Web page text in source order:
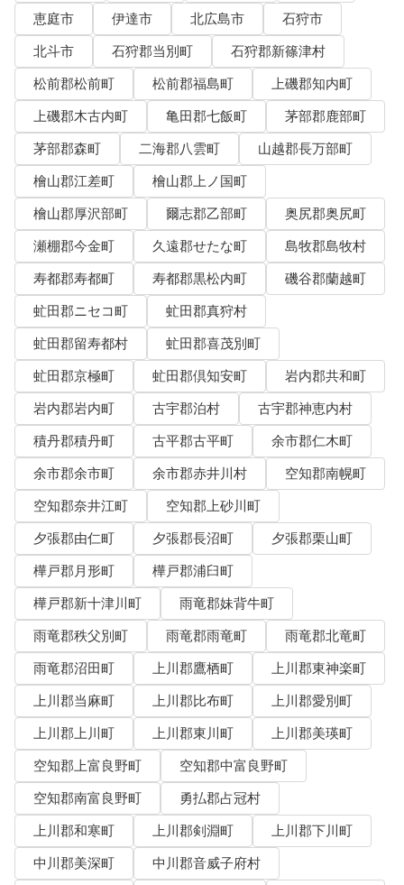
恵庭市 伊達市 北広島市
石狩市
北斗市
石狩郡当別町
石狩郡新篠津村
松前郡松前町
松前郡福島町
上磯郡知内町
上磯郡木古内町
亀田郡七飯町
茅部郡鹿部町
茅部郡森町
二海郡八雲町
山越郡長万部町
檜山郡江差町
檜山郡上ノ国町
檜山郡厚沢部町
爾志郡乙部町
奥尻郡奥尻町
瀬棚郡今金町
久遠郡せたな町
島牧郡島牧村
寿都郡寿都町
寿都郡黒松内町
磯谷郡蘭越町
虻田郡ニセコ町
虻田郡真狩村
虻田郡留寿都村
虻田郡喜茂別町
虻田郡京極町
虻田郡倶知安町
岩内郡共和町
岩内郡岩内町
古宇郡泊村
古宇郡神恵内村
積丹郡積丹町
古平郡古平町
余市郡仁木町
余市郡余市町
余市郡赤井川村
空知郡南幌町
空知郡奈井江町
空知郡上砂川町
夕張郡由仁町
夕張郡長沼町
夕張郡栗山町
樺戸郡月形町
樺戸郡浦臼町
樺戸郡新十津川町
雨竜郡妹背牛町
雨竜郡秩父別町
雨竜郡雨竜町
雨竜郡北竜町
雨竜郡沼田町
上川郡鷹栖町
上川郡東神楽町
上川郡当麻町
上川郡比布町
上川郡愛別町
上川郡上川町
上川郡東川町
上川郡美瑛町
空知郡上富良野町
空知郡中富良野町
空知郡南富良野町
勇払郡占冠村
上川郡和寒町
上川郡剣淵町
上川郡下川町
中川郡美深町
中川郡音威子府村